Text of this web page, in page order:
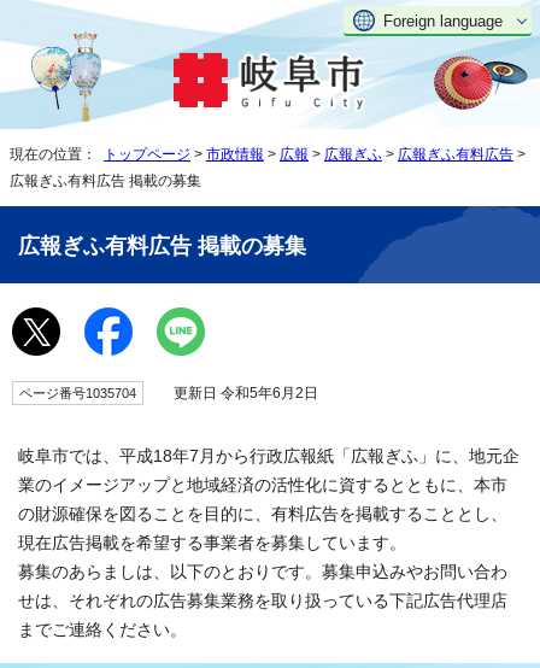
Foreign language
現在の位置： トップページ > 市政情報 > 広報 > 広報ぎふ > 広報ぎふ有料広告 >
広報ぎふ有料広告 掲載の募集
広報ぎふ有料広告 掲載の募集
ページ番号1035704 更新日 令和5年6月2日
岐阜市では、平成18年7月から行政広報紙「広報ぎふ」に、地元企
業のイメージアップと地域経済の活性化に資するとともに、本市
の財源確保を図ることを目的に、有料広告を掲載することとし、
現在広告掲載を希望する事業者を募集しています。
募集のあらましは、以下のとおりです。募集申込みやお問い合わ
せは、それぞれの広告募集業務を取り扱っている下記広告代理店
までご連絡ください。